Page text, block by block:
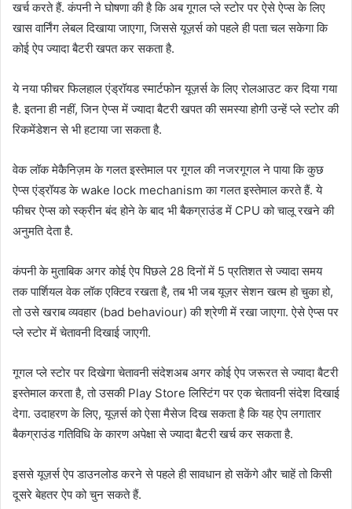
खर्च करते हैं. कंपनी ने घोषणा की है कि अब गूगल प्ले स्टोर पर ऐसे ऐप्स के लिए
खास वार्निंग लेबल दिखाया जाएगा, जिससे यूज़र्स को पहले ही पता चल सकेगा कि
कोई ऐप ज्यादा बैटरी खपत कर सकता है.
ये नया फीचर फिलहाल एंड्रॉयड स्मार्टफोन यूज़र्स के लिए रोलआउट कर दिया गया
है. इतना ही नहीं, जिन ऐप्स में ज्यादा बैटरी खपत की समस्या होगी उन्हें प्ले स्टोर की
रिकमेंडेशन से भी हटाया जा सकता है.
वेक लॉक मेकैनिज़म के गलत इस्तेमाल पर गूगल की नजरगूगल ने पाया कि कुछ
ऐप्स एंड्रॉयड के wake lock mechanism का गलत इस्तेमाल करते हैं. ये
फीचर ऐप्स को स्क्रीन बंद होने के बाद भी बैकग्राउंड में CPU को चालू रखने की
अनुमति देता है.
कंपनी के मुताबिक अगर कोई ऐप पिछले 28 दिनों में 5 प्रतिशत से ज्यादा समय
तक पार्शियल वेक लॉक एक्टिव रखता है, तब भी जब यूज़र सेशन खत्म हो चुका हो,
तो उसे खराब व्यवहार (bad behaviour) की श्रेणी में रखा जाएगा. ऐसे ऐप्स पर
प्ले स्टोर में चेतावनी दिखाई जाएगी.
गूगल प्ले स्टोर पर दिखेगा चेतावनी संदेशअब अगर कोई ऐप जरूरत से ज्यादा बैटरी
इस्तेमाल करता है, तो उसकी Play Store लिस्टिंग पर एक चेतावनी संदेश दिखाई
देगा. उदाहरण के लिए, यूज़र्स को ऐसा मैसेज दिख सकता है कि यह ऐप लगातार
बैकग्राउंड गतिविधि के कारण अपेक्षा से ज्यादा बैटरी खर्च कर सकता है.
इससे यूज़र्स ऐप डाउनलोड करने से पहले ही सावधान हो सकेंगे और चाहें तो किसी
दूसरे बेहतर ऐप को चुन सकते हैं.